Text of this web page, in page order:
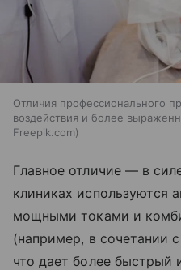
Отличия профессионального
воздействия и более
Freepik.com
Главное отличие — в
клиниках используются
мощными токами и
(например, в сочетании
что дает более быстрый